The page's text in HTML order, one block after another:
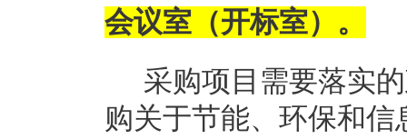
会议室（开标室） 。
采购项目需要落实
购关于节能、环保和